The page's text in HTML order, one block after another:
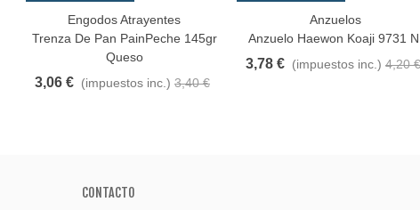
Añadir Al Carrito
Engodos Atrayentes
Trenza De Pan PainPeche 145gr
Queso
3,06 € (impuestos inc.) 3,40 €
FavoritoAnzuelos
Anzuelo Haewon Koaji 9731
3,78 € (impuestos inc.) 4,20 €
CONTACTO